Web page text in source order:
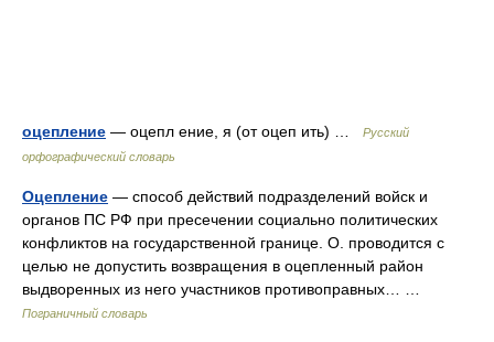
оцепление — оцепл ение, я (от оцеп ить) …
Русский
орфографический словарь
Оцепление — способ действий подразделений войск и
органов ПС РФ при пресечении социально политических
конфликтов на государственной границе. О. проводится с
целью не допустить возвращения в оцепленный район
выдворенных из него участников противоправных… …
Пограничный словарь